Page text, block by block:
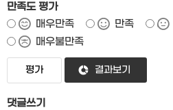
만족도 평가
매우만족
만족
매우불만족
결과보기
댓글쓰기